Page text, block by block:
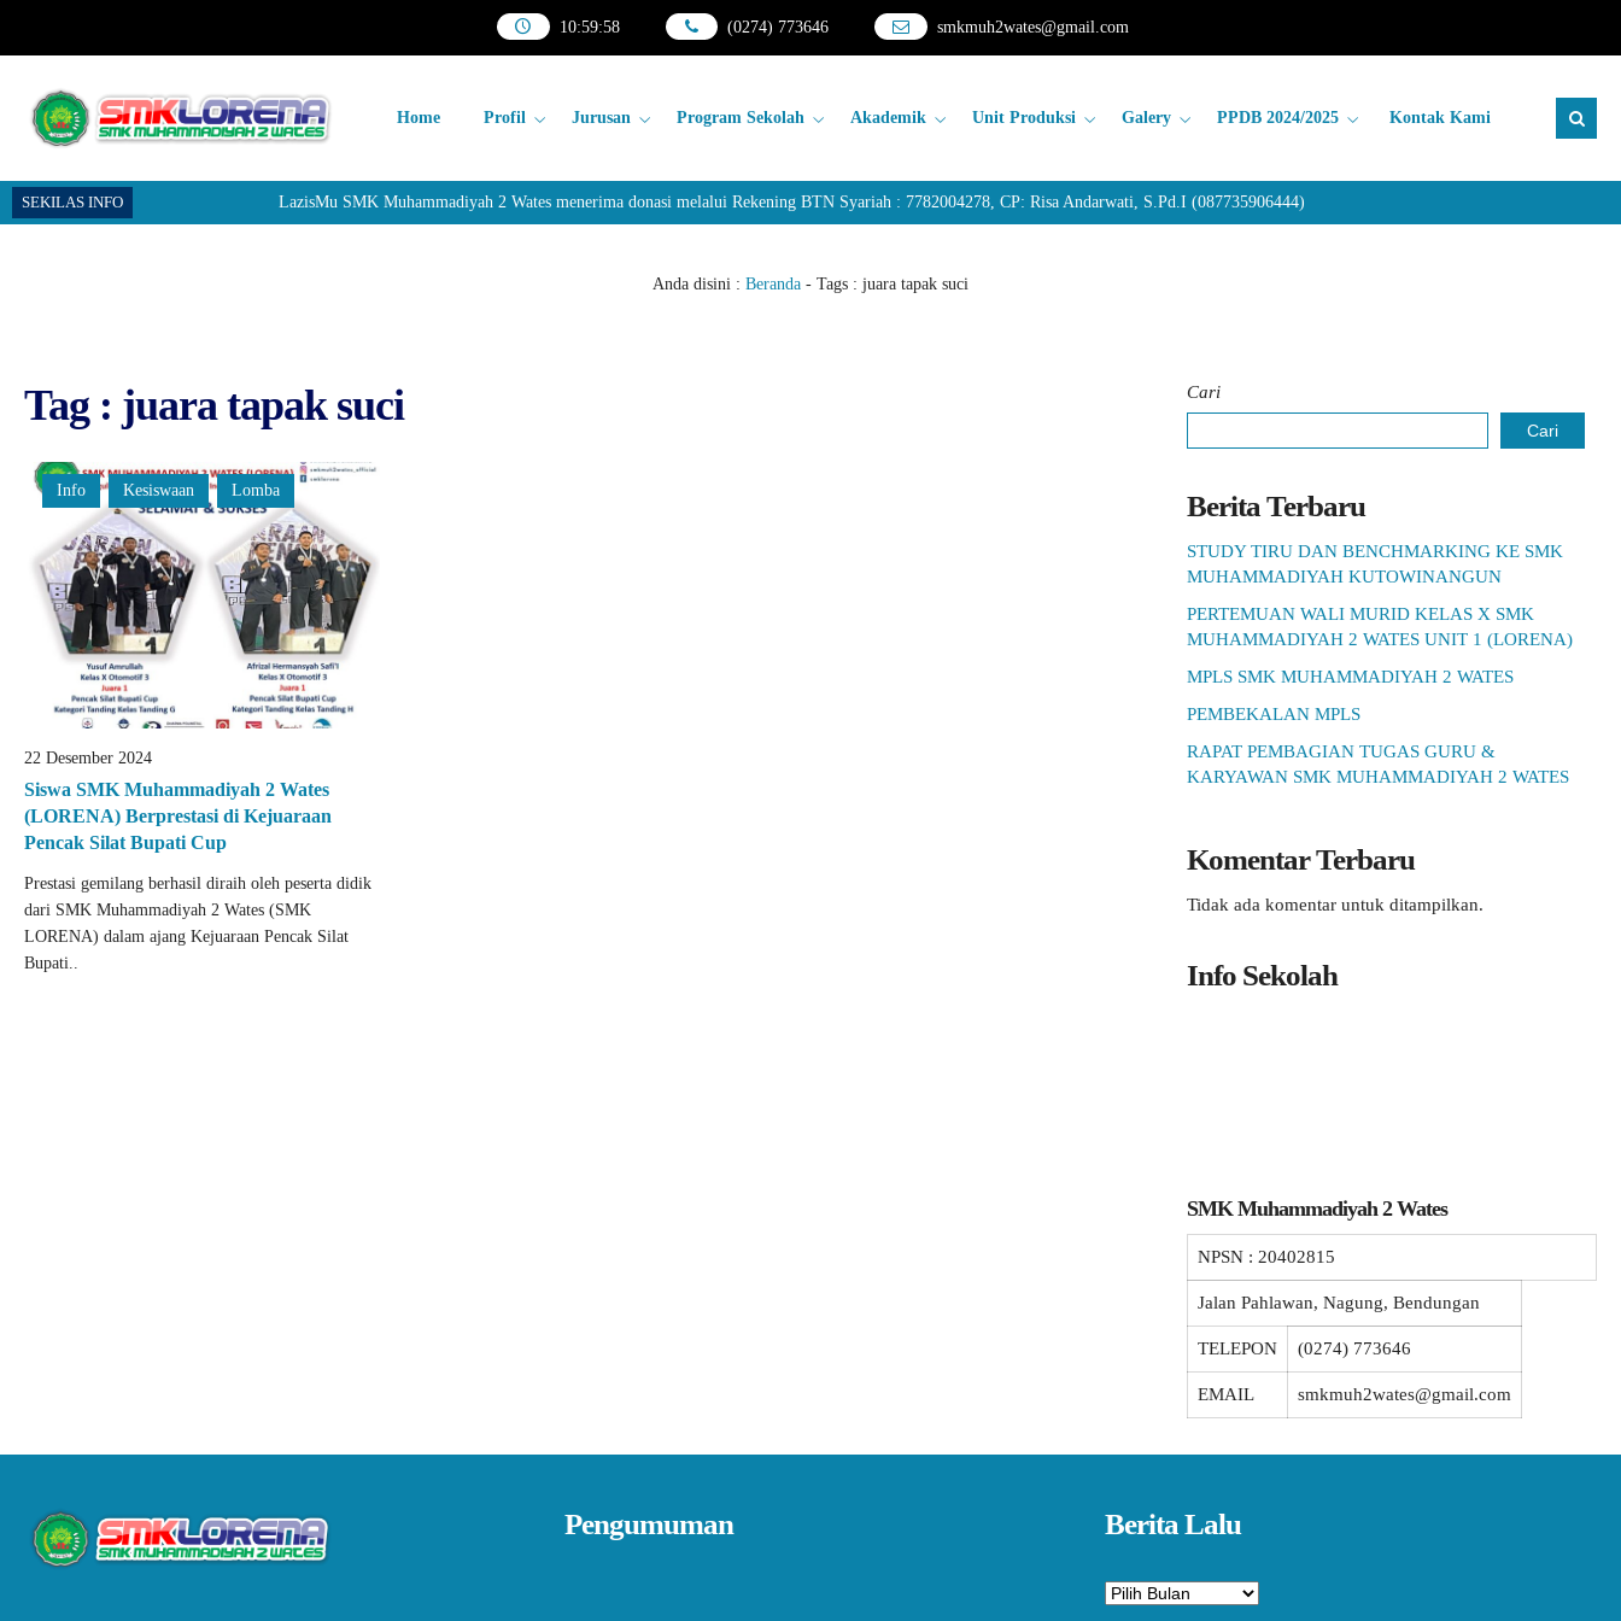
10:59:58 (0274) 773646 smkmuh2wates@gmail.com
Home Profil Jurusan Program Sekolah Akademik Unit Produksi Galery PPDB 2024/2025 Kontak Kami
SEKILAS INFO LazisMu SMK Muhammadiyah 2 Wates menerima donasi melalui Rekening BTN Syariah : 7782004278, CP: Risa Andarwati, S.Pd.I (087735906444)
Anda disini : Beranda - Tags : juara tapak suci
Tag : juara tapak suci
Info Kesiswaan Lomba
22 Desember 2024
Siswa SMK Muhammadiyah 2 Wates
(LORENA) Berprestasi di Kejuaraan
Pencak Silat Bupati Cup
Prestasi gemilang berhasil diraih oleh peserta didik
dari SMK Muhammadiyah 2 Wates (SMK
LORENA) dalam ajang Kejuaraan Pencak Silat
Bupati..
Cari
Cari
Berita Terbaru
STUDY TIRU DAN BENCHMARKING KE SMK
MUHAMMADIYAH KUTOWINANGUN
PERTEMUAN WALI MURID KELAS X SMK
MUHAMMADIYAH 2 WATES UNIT 1 (LORENA)
MPLS SMK MUHAMMADIYAH 2 WATES
PEMBEKALAN MPLS
RAPAT PEMBAGIAN TUGAS GURU &
KARYAWAN SMK MUHAMMADIYAH 2 WATES
Komentar Terbaru
Tidak ada komentar untuk ditampilkan.
Info Sekolah
SMK Muhammadiyah 2 Wates
NPSN : 20402815
Jalan Pahlawan, Nagung, Bendungan
TELEPON (0274) 773646
EMAIL smkmuh2wates@gmail.com
Pengumuman Berita Lalu
Arsip